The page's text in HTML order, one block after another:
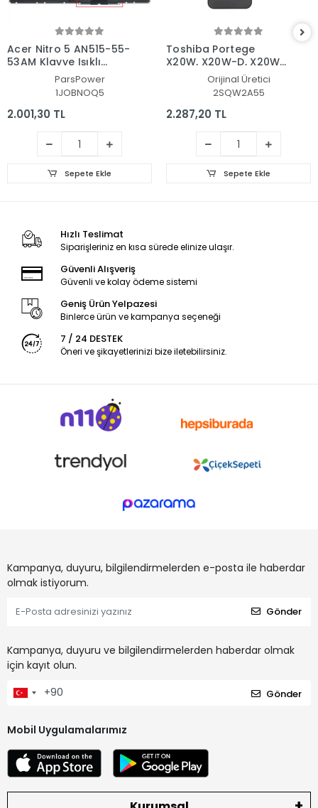
Acer Nitro 5 AN515-55-
53AM Klavye Işıklı
(Siyah TR)ParsPower
1JOBNOQ5
2.001,30 TL
Sepete Ekle
Toshiba Portege
X20W, X20W-D, X20W-
E Adaptör Şarj Aleti-
Orijinal Üretici
2SQW2A55
2.287,20 TL
Sepete Ekle
Hızlı Teslimat
Siparişleriniz en kısa sürede elinize ulaşır.
Güvenli Alışveriş
Güvenli ve kolay ödeme sistemi
Geniş Ürün Yelpazesi
Binlerce ürün ve kampanya seçeneği
7 / 24 DESTEK
Öneri ve şikayetlerinizi bize iletebilirsiniz.
Kampanya, duyuru, bilgilendirmelerden e-posta ile haberdar
olmak istiyorum.
Gönder
Kampanya, duyuru ve bilgilendirmelerden haberdar olmak
için kayıt olun.
Gönder
Mobil Uygulamalarımız